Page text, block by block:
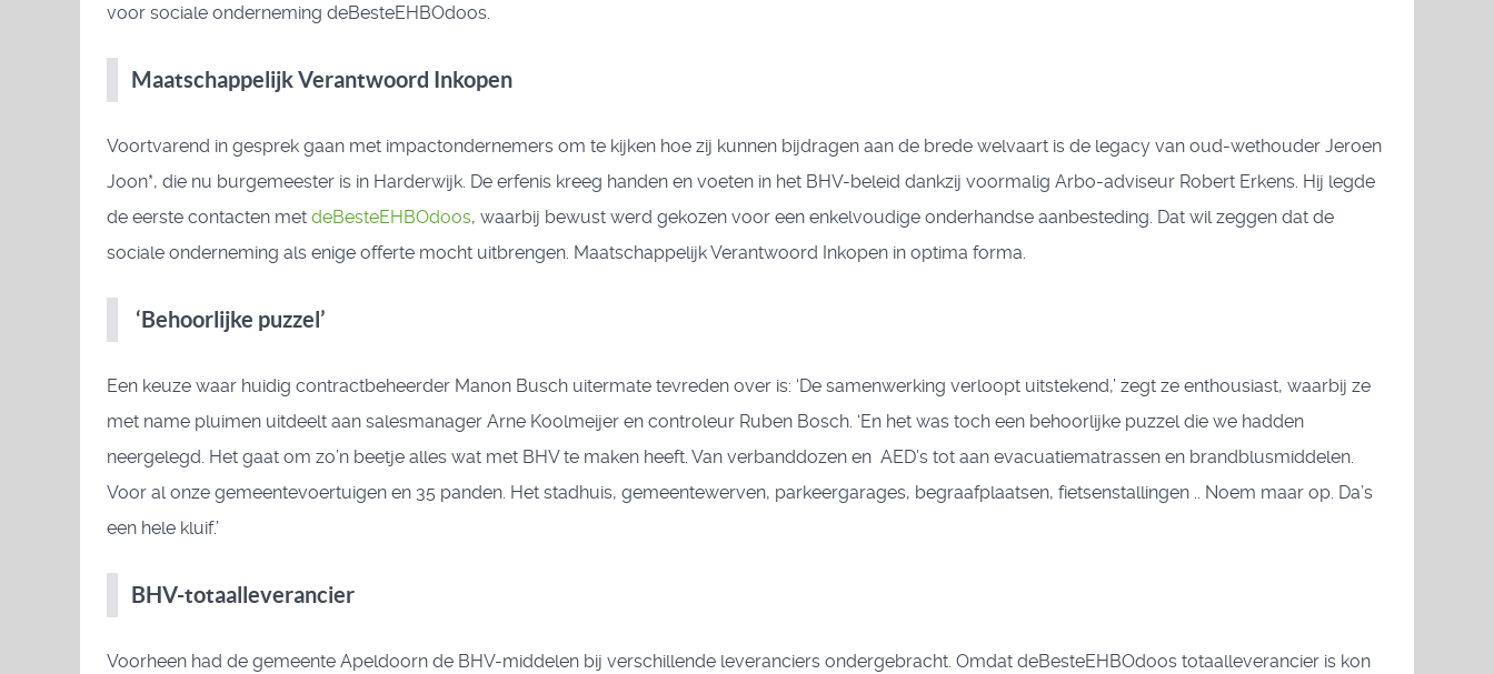
voor sociale onderneming deBesteEHBOdoos.
Maatschappelijk Verantwoord Inkopen
Voortvarend in gesprek gaan met impactondernemers om te kijken hoe zij kunnen bijdragen aan de brede welvaart is de legacy van oud-wethouder Jeroen
Joon*, die nu burgemeester is in Harderwijk. De erfenis kreeg handen en voeten in het BHV-beleid dankzij voormalig Arbo-adviseur Robert Erkens. Hij legde
de eerste contacten met deBesteEHBOdoos, waarbij bewust werd gekozen voor een enkelvoudige onderhandse aanbesteding. Dat wil zeggen dat de
sociale onderneming als enige offerte mocht uitbrengen. Maatschappelijk Verantwoord Inkopen in optima forma.
‘Behoorlijke puzzel’
Een keuze waar huidig contractbeheerder Manon Busch uitermate tevreden over is: ‘De samenwerking verloopt uitstekend,’ zegt ze enthousiast, waarbij ze
met name pluimen uitdeelt aan salesmanager Arne Koolmeijer en controleur Ruben Bosch. ‘En het was toch een behoorlijke puzzel die we hadden
neergelegd. Het gaat om zo’n beetje alles wat met BHV te maken heeft. Van verbanddozen en AED’s tot aan evacuatiematrassen en brandblusmiddelen.
Voor al onze gemeentevoertuigen en 35 panden. Het stadhuis, gemeentewerven, parkeergarages, begraafplaatsen, fietsenstallingen .. Noem maar op. Da’s
een hele kluif.’
BHV-totaalleverancier
Voorheen had de gemeente Apeldoorn de BHV-middelen bij verschillende leveranciers ondergebracht. Omdat deBesteEHBOdoos totaalleverancier is kon